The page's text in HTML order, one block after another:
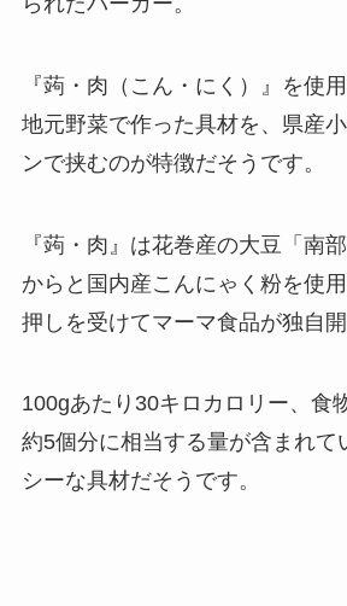
『蒟・肉（こん・にく）』を使
地元野菜で作った具材を、県産
ンで挟むのが特徴だそうです。
『蒟・肉』は花巻産の大豆「南
からと国内産こんにゃく粉を使
押しを受けてマーマ食品が独自開
100gあたり30キロカロリー、食
約5個分に相当する量が含まれて
シーな具材だそうです。